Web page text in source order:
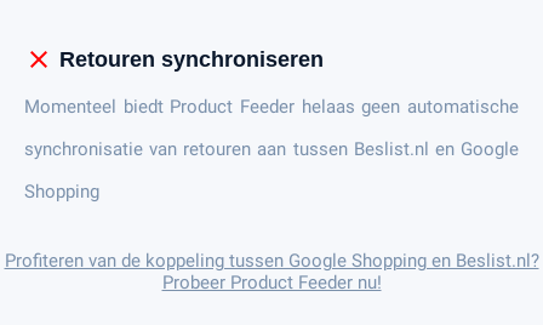
close Retouren synchroniseren
Momenteel biedt Product Feeder helaas geen automatische
synchronisatie van retouren aan tussen Beslist.nl en Google
Shopping
Profiteren van de koppeling tussen Google Shopping en Beslist.nl?
Probeer Product Feeder nu!